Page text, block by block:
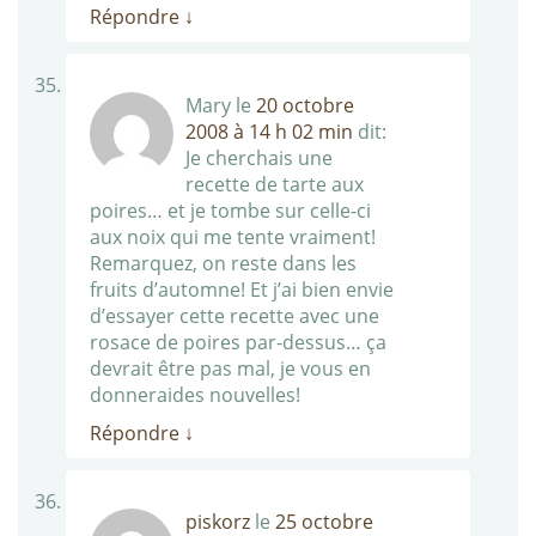
Répondre ↓
Mary le 20 octobre
2008 à 14 h 02 min dit:
Je cherchais une
recette de tarte aux
poires… et je tombe sur celle-ci
aux noix qui me tente vraiment!
Remarquez, on reste dans les
fruits d’automne! Et j’ai bien envie
d’essayer cette recette avec une
rosace de poires par-dessus… ça
devrait être pas mal, je vous en
donneraides nouvelles!
Répondre ↓
piskorz le 25 octobre